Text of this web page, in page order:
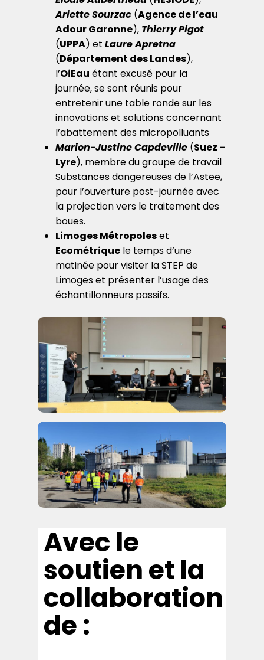
Ariette Sourzac (Agence de l’eau
Adour Garonne), Thierry Pigot
(UPPA) et Laure Apretna
(Département des Landes),
l’OiEau étant excusé pour la
journée, se sont réunis pour
entretenir une table ronde sur les
innovations et solutions concernant
l’abattement des micropolluants
Marion-Justine Capdeville (Suez –
Lyre), membre du groupe de travail
Substances dangereuses de l’Astee,
pour l’ouverture post-journée avec
la projection vers le traitement des
boues.
Limoges Métropoleset
Ecométrique le temps d’une
matinée pour visiter la STEP de
Limoges et présenter l’usage des
échantillonneurs passifs.
Avec le
soutien et la
collaboration
de :